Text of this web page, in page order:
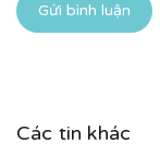
Gửi bình luận
Các tin khác